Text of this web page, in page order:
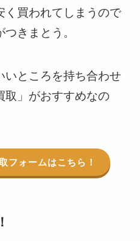
く買われてしまうので
きまとう。
いところを持ち合わせ
取」がおすすめなの
フォームはこちら！